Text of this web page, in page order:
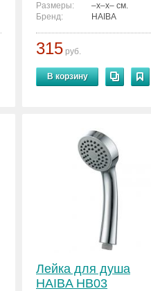
Размеры:
–x–x– см.
Бренд:
HAIBA
315 руб.
В корзину
Лейка для душа
HAIBA HB03